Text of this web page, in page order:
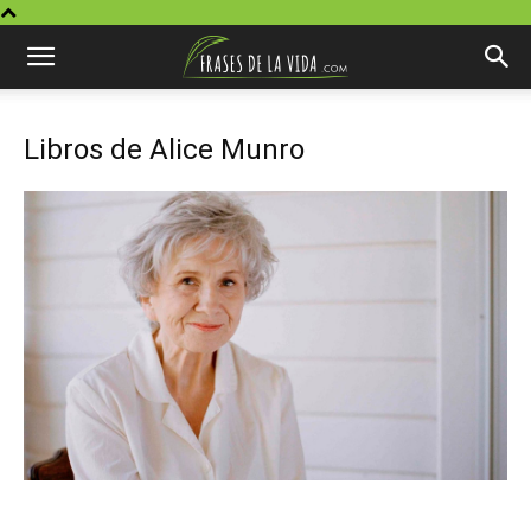
Libros de Alice Munro